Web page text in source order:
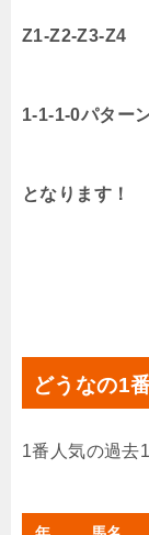
Z1-Z2-Z3-Z4
1-1-1-0パター
となります！
どうなの1
1番人気の過去